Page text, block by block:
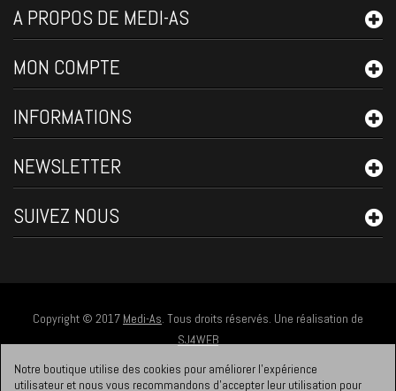
A PROPOS DE MEDI-AS
MON COMPTE
INFORMATIONS
NEWSLETTER
SUIVEZ NOUS
Copyright © 2017 Medi-As. Tous droits réservés. Une réalisation de
SJ4WEB
Notre boutique utilise des cookies pour améliorer l'expérience
utilisateur et nous vous recommandons d'accepter leur utilisation pour